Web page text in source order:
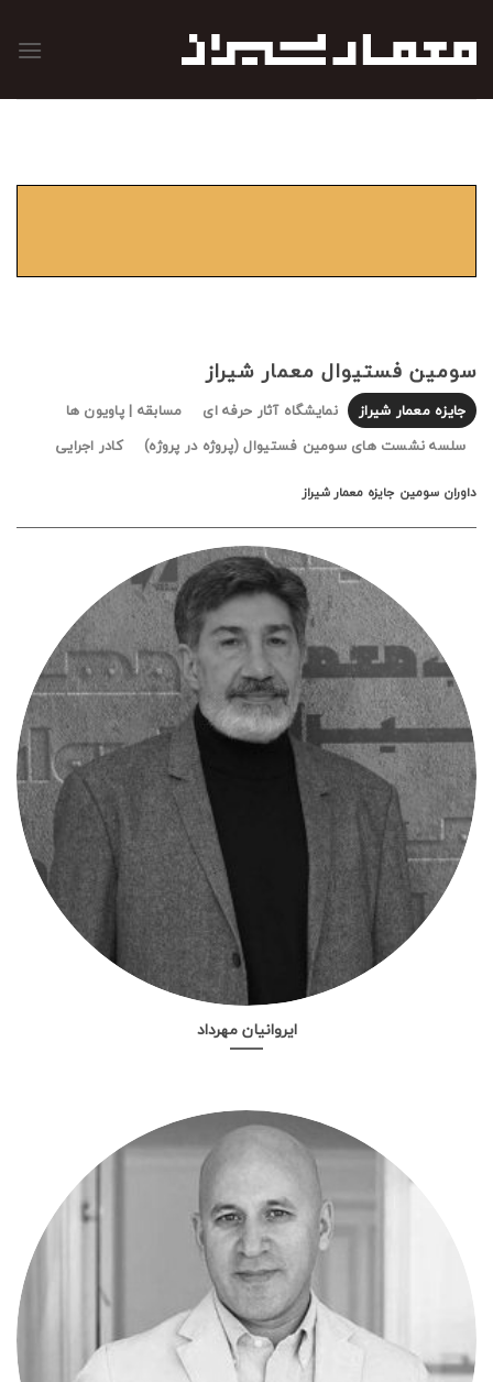
محتوا
سومین فستیوال معمار شیراز
جایزه معمار شیراز نمایشگاه آثار حرفه ای
مسابقه | پاویون ها
سلسه نشست های سومین فستیوال (پروژه در پروژه)
کادر اجرایی
داوران سومین جایزه معمار شیراز
ایروانیان مهرداد